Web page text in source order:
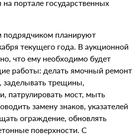
на портале государственных
подрядчиком планируют
текущего года. В аукционной
что ему необходимо будет
работы: делать ямочный ремонт
трещины,
патрулировать мост, мыть
замену знаков, указателей
ограждение, обновлять
поверхности. С